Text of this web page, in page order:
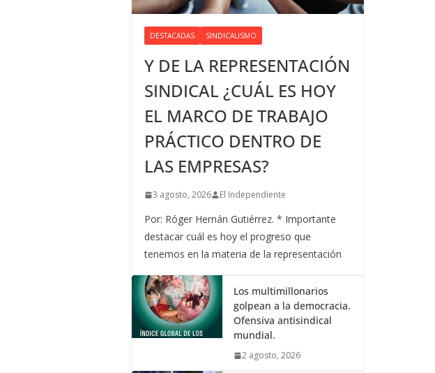
DESTACADAS SINDICALISMO
Y DE LA REPRESENTACIÓN
SINDICAL ¿CUÁL ES HOY
EL MARCO DE TRABAJO
PRÁCTICO DENTRO DE
LAS EMPRESAS?
3 agosto, 2026 El Independiente
Por: Róger Hernán Gutiérrez. * Importante
destacar cuál es hoy el progreso que
tenemos en la materia de la representación
Los multimillonarios
golpean a la democracia.
Ofensiva antisindical
mundial.
2 agosto, 2026